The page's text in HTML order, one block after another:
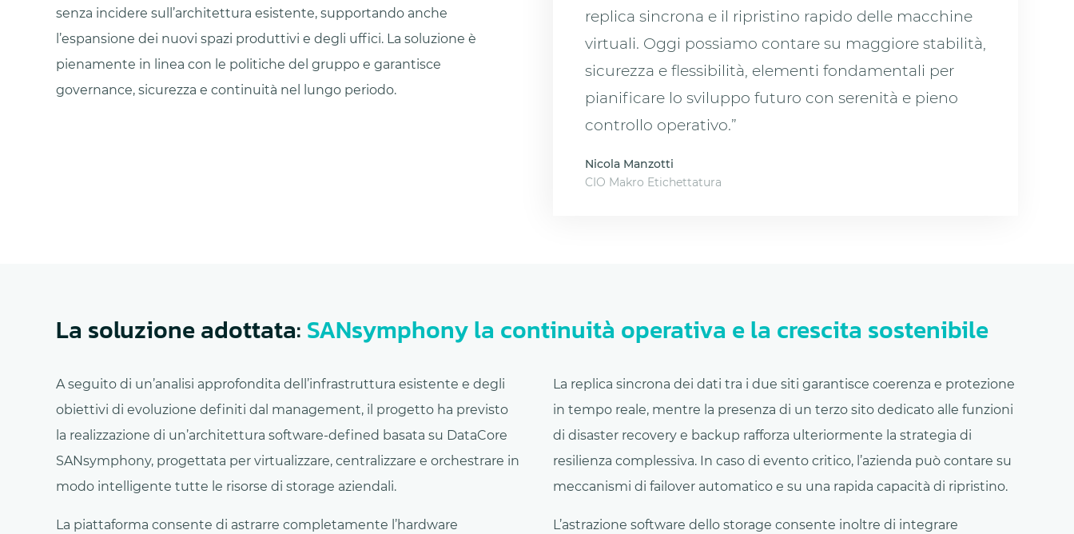
senza incidere sull’architettura esistente, supportando anche
l’espansione dei nuovi spazi produttivi e degli uffici. La soluzione è
pienamente in linea con le politiche del gruppo e garantisce
governance, sicurezza e continuità nel lungo periodo.
replica sincrona e il ripristino rapido delle macchine
virtuali. Oggi possiamo contare su maggiore stabilità,
sicurezza e flessibilità, elementi fondamentali per
pianificare lo sviluppo futuro con serenità e pieno
controllo operativo.”
Nicola Manzotti
CIO Makro Etichettatura
La soluzione adottata: SANsymphony la continuità operativa e la crescita sostenibile
A seguito di un’analisi approfondita dell’infrastruttura esistente e degli
obiettivi di evoluzione definiti dal management, il progetto ha previsto
la realizzazione di un’architettura software-defined basata su DataCore
SANsymphony, progettata per virtualizzare, centralizzare e orchestrare in
modo intelligente tutte le risorse di storage aziendali.
La piattaforma consente di astrarre completamente l’hardware
La replica sincrona dei dati tra i due siti garantisce coerenza e protezione
in tempo reale, mentre la presenza di un terzo sito dedicato alle funzioni
di disaster recovery e backup rafforza ulteriormente la strategia di
resilienza complessiva. In caso di evento critico, l’azienda può contare su
meccanismi di failover automatico e su una rapida capacità di ripristino.
L’astrazione software dello storage consente inoltre di integrare